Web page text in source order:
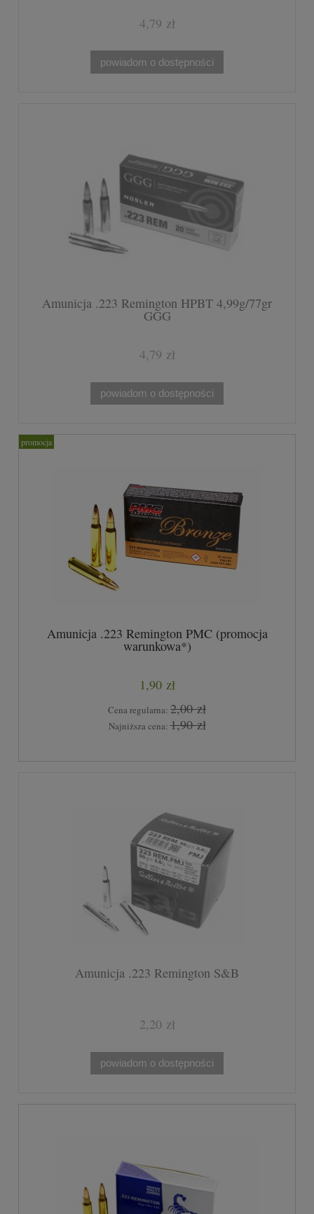
4,79 zł
powiadom o dostępności
Amunicja .223 Remington HPBT 4,99g/77gr
GGG
4,79 zł
powiadom o dostępności
Amunicja .223 Remington PMC (promocja
warunkowa*)
1,90 zł
Cena regularna: 2,00 zł
Najniższa cena:1,90 zł
promocja
Amunicja .223 Remington S&B
2,20 zł
powiadom o dostępności